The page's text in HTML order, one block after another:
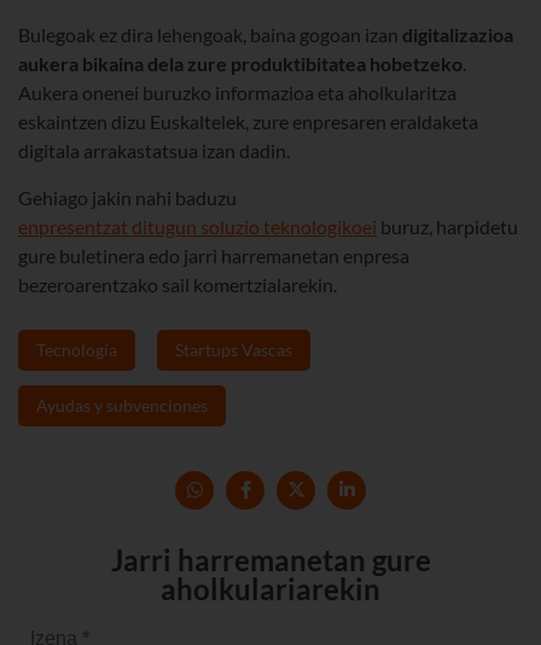
Bulegoak ez dira lehengoak, baina gogoan izan digitalizazioa
aukera bikaina dela zure produktibitatea hobetzeko.
Aukera onenei buruzko informazioa eta aholkularitza
eskaintzen dizu Euskaltelek, zure enpresaren eraldaketa
digitala arrakastatsua izan dadin.
Gehiago jakin nahi baduzu
enpresentzat ditugun soluzio teknologikoei buruz, harpidetu
gure buletinera edo jarri harremanetan enpresa
bezeroarentzako sail komertzialarekin.
Tecnología Startups Vascas
Ayudas y subvenciones
Jarri harremanetan gure
aholkulariarekin